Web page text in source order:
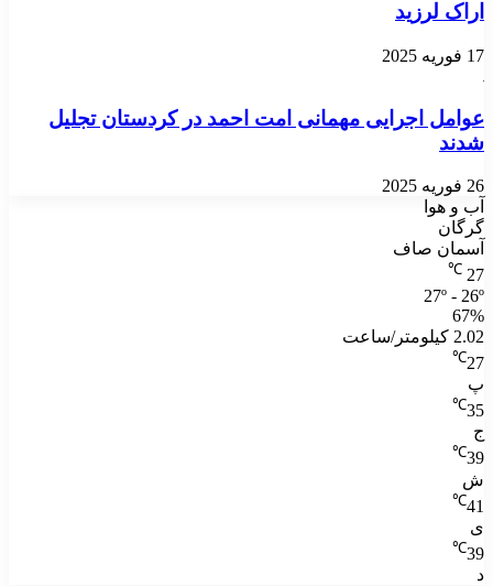
اراک لرزید
17 فوریه 2025
عوامل اجرایی مهمانی امت احمد در کردستان تجلیل
شدند
26 فوریه 2025
آب و هوا
گرگان
آسمان صاف
27
℃
27º - 26º
67%
2.02 کیلومتر/ساعت
27
℃
پ
35
℃
ج
39
℃
ش
41
℃
ی
39
℃
د